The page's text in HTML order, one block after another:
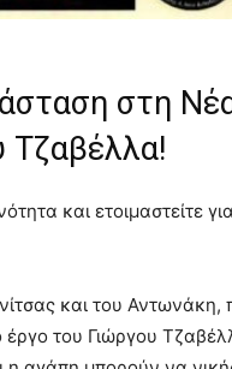
στη
Τζαβέλλα!
και ετοιμαστείτε
και του Αντωνάκη,
έργο του Γιώργου